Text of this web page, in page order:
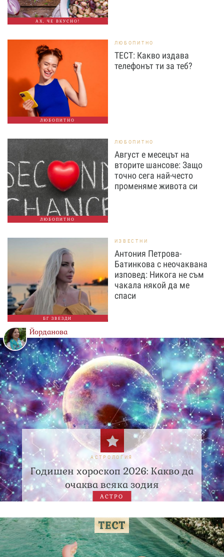
АХ, ЧЕ ВКУСНО!
ЛЮБОПИТНО
ЛЮБОПИТНО
ТЕСТ: Какво издава
телефонът ти за теб?
ЛЮБОПИТНО
ЛЮБОПИТНО
Август е месецът на
вторите шансове: Защо
точно сега най-често
променяме живота си
БГ ЗВЕЗДИ
ИЗВЕСТНИ
Антония Петрова-
Батинкова с неочаквана
изповед: Никога не съм
чакала някой да ме
спаси
Йорданова
АСТРОЛОГИЯ
Годишен хороскоп 2026: Какво да
очаква всяка зодия
АСТРО